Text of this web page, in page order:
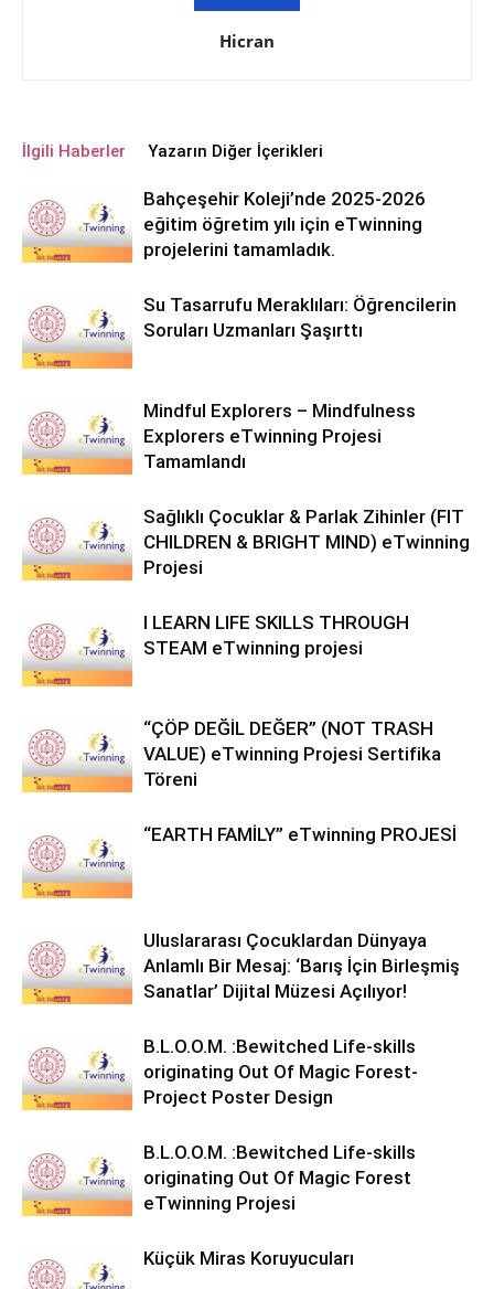
Hicran
İlgili Haberler Yazarın Diğer İçerikleri
Bahçeşehir Koleji’nde 2025-2026
eğitim öğretim yılı için eTwinning
projelerini tamamladık.
Su Tasarrufu Meraklıları: Öğrencilerin
Soruları Uzmanları Şaşırttı
Mindful Explorers – Mindfulness
Explorers eTwinning Projesi
Tamamlandı
Sağlıklı Çocuklar & Parlak Zihinler (FIT
CHILDREN & BRIGHT MIND) eTwinning
Projesi
I LEARN LIFE SKILLS THROUGH
STEAM eTwinning projesi
“ÇÖP DEĞİL DEĞER” (NOT TRASH
VALUE) eTwinning Projesi Sertifika
Töreni
“EARTH FAMİLY” eTwinning PROJESİ
Uluslararası Çocuklardan Dünyaya
Anlamlı Bir Mesaj: ‘Barış İçin Birleşmiş
Sanatlar’ Dijital Müzesi Açılıyor!
B.L.O.O.M. :Bewitched Life-skills
originating Out Of Magic Forest-
Project Poster Design
B.L.O.O.M. :Bewitched Life-skills
originating Out Of Magic Forest
eTwinning Projesi
Küçük Miras Koruyucuları